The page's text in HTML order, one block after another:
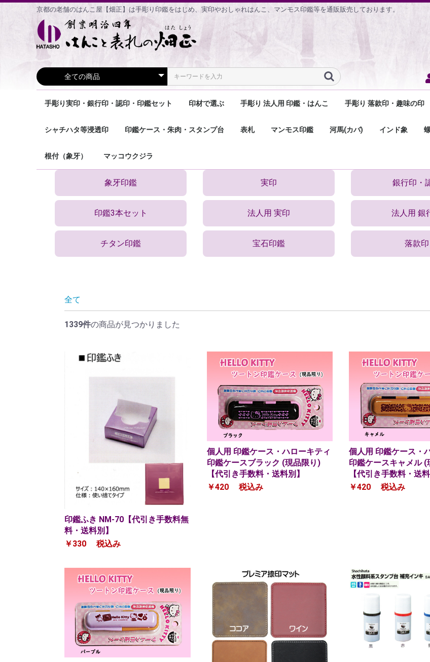
京都の老舗のはんこ屋【畑正】は手彫り印鑑をはじめ、実印やおしゃれはんこ、マンモス印鑑等を通販販売しております。
手彫り実印・銀行印・認印・印鑑セット
手彫り 実印
手彫り 銀行印・認印
手彫り 印鑑2本セット
手彫り 印鑑3本セット
印材で選ぶ
象牙印鑑
宝石印鑑
エコ印鑑
香りの印鑑
チタン印鑑
おしゃれ印鑑
手彫り 法人用 印鑑・はんこ
手彫り 法人用 実印
手彫り 法人用 銀行印
手彫り 角印（社印）
手彫り 割印
手彫り 法人 印鑑セット
法人用住所印
ゴム角印（法人印）
小切手用ゴム印・手形
手彫り 落款印・趣味の印
手彫り 落款印
手彫り 遊印・関防印
手彫り 蔵書印
手彫り 一文字印
手彫り 陶芸用落款印
落款関連商品
シャチハタ等浸透印
住所印
鯱雅印
ネーム9(認印)
メールオーダー式商品
その他の浸透印
印鑑ケース・朱肉・スタンプ台
印鑑ケース個人用
印鑑ケース法人用
朱肉・印泥
スタンプ台
その他の商品
表札 マンモス印鑑 河馬(カバ) インド象
根付（象牙） マッコウクジラ
象牙印鑑 実印 銀行印・
印鑑3本セット 法人用 実印 法人用 銀
チタン印鑑 宝石印鑑 落款印
全て
1339件の商品が見つかりました
印鑑ふき NM-70【代引き手数料無
料・送料別】
￥330
税込み
個人用 印鑑ケース・ハローキティ
印鑑ケースブラック (現品限り)
【代引き手数料・送料別】
￥420
税込み
個人用 印鑑ケース・
印鑑ケースキャメル (
【代引き手数料・送料
￥420
税込み